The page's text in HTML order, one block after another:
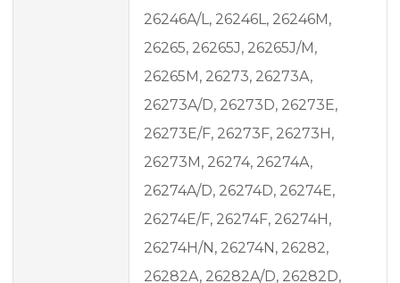
26246A/L, 26246L, 26246M,
26265, 26265J, 26265J/M,
26265M, 26273, 26273A,
26273A/D, 26273D, 26273E,
26273E/F, 26273F, 26273H,
26273M, 26274, 26274A,
26274A/D, 26274D, 26274E,
26274E/F, 26274F, 26274H,
26274H/N, 26274N, 26282,
26282A, 26282A/D, 26282D,